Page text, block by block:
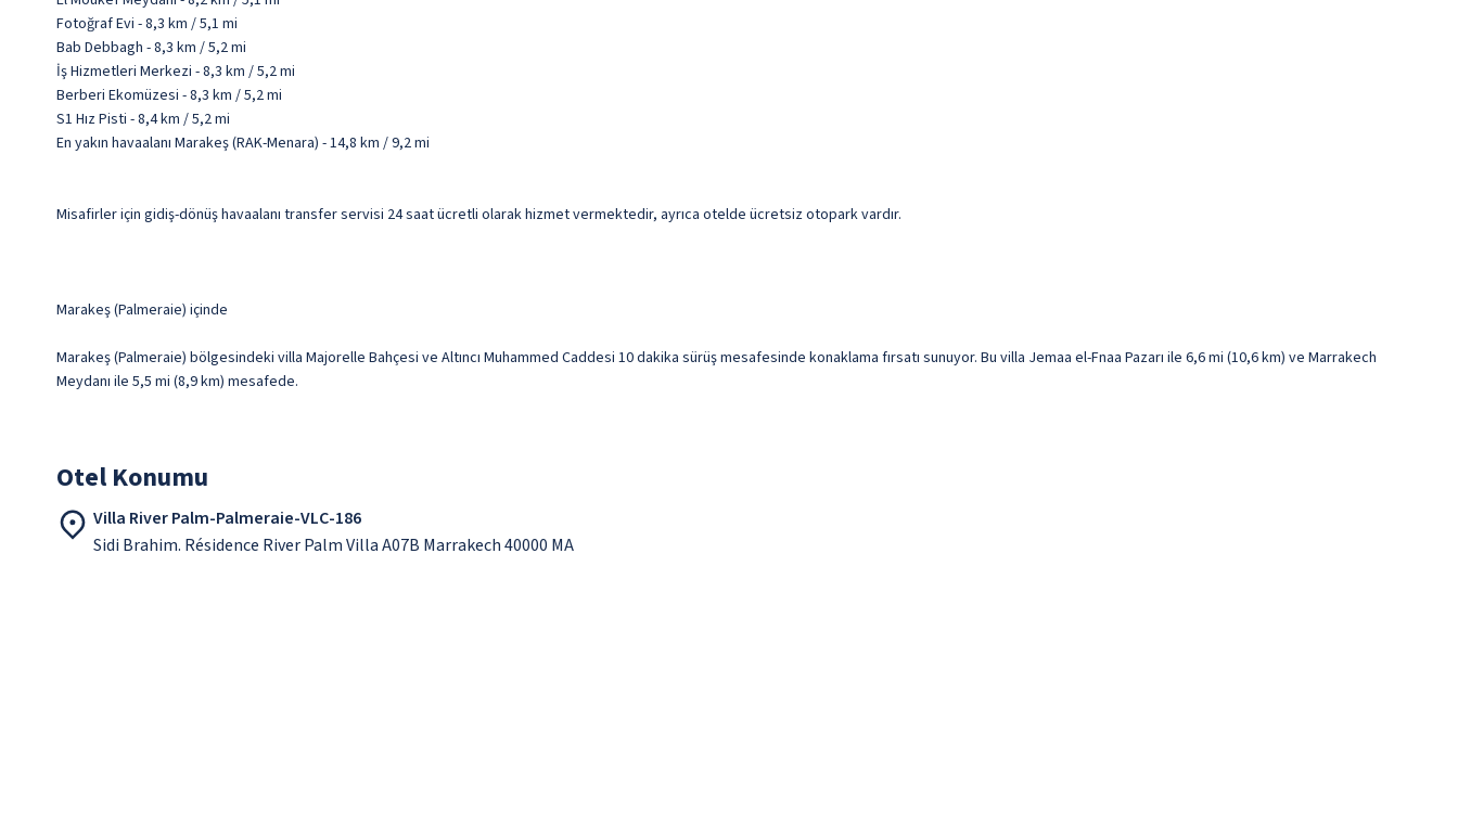
Fotoğraf Evi - 8,3 km / 5,1 mi
Bab Debbagh - 8,3 km / 5,2 mi
İş Hizmetleri Merkezi - 8,3 km / 5,2 mi
Berberi Ekomüzesi - 8,3 km / 5,2 mi
S1 Hız Pisti - 8,4 km / 5,2 mi
En yakın havaalanı Marakeş (RAK-Menara) - 14,8 km / 9,2 mi
Misafirler için gidiş-dönüş havaalanı transfer servisi 24 saat ücretli olarak hizmet vermektedir, ayrıca otelde ücretsiz otopark vardır.
Marakeş (Palmeraie) içinde
Marakeş (Palmeraie) bölgesindeki villa Majorelle Bahçesi ve Altıncı Muhammed Caddesi 10 dakika sürüş mesafesinde konaklama fırsatı sunuyor. Bu villa Jemaa el-Fnaa Pazarı ile 6,6 mi (10,6 km) ve Marrakech
Meydanı ile 5,5 mi (8,9 km) mesafede.
Otel Konumu
Villa River Palm-Palmeraie-VLC-186
Sidi Brahim. Résidence River Palm Villa A07B Marrakech 40000 MA